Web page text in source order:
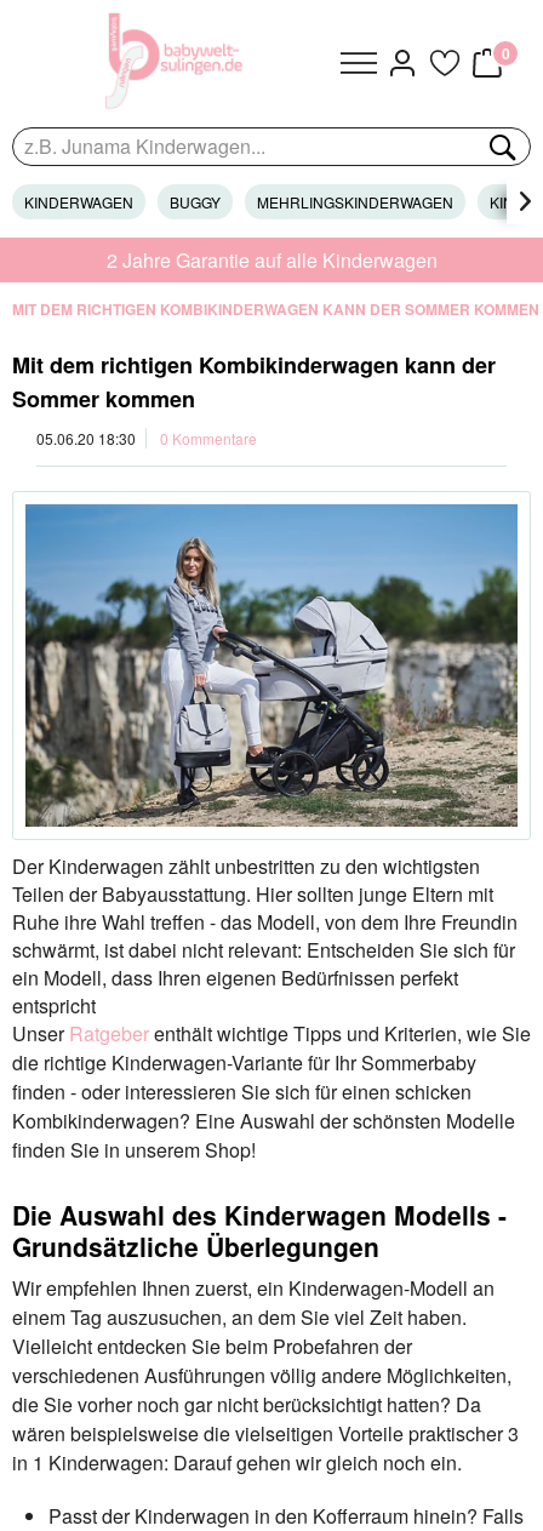
0
KINDERWAGEN BUGGY MEHRLINGSKINDERWAGEN 
2 Jahre Garantie auf alle Kinderwagen
MIT DEM RICHTIGEN KOMBIKINDERWAGEN KANN DER SOMMER KOMMEN
Mit dem richtigen Kombikinderwagen kann der
Sommer kommen
05.06.20 18:30 0 Kommentare
Der Kinderwagen zählt unbestritten zu den wichtigsten
Teilen der Babyausstattung. Hier sollten junge Eltern mit
Ruhe ihre Wahl treffen - das Modell, von dem Ihre Freundin
schwärmt, ist dabei nicht relevant: Entscheiden Sie sich für
ein Modell, dass Ihren eigenen Bedürfnissen perfekt
entspricht
UnserRatgeberenthält wichtige Tipps und Kriterien, wie Sie
die richtige Kinderwagen-Variante für Ihr Sommerbaby
finden - oder interessieren Sie sich für einen schicken
Kombikinderwagen? Eine Auswahl der schönsten Modelle
finden Sie in unserem Shop!
Die Auswahl des Kinderwagen Modells -
Grundsätzliche Überlegungen
Wir empfehlen Ihnen zuerst, ein Kinderwagen-Modell an
einem Tag auszusuchen, an dem Sie viel Zeit haben.
Vielleicht entdecken Sie beim Probefahren der
verschiedenen Ausführungen völlig andere Möglichkeiten,
die Sie vorher noch gar nicht berücksichtigt hatten? Da
wären beispielsweise die vielseitigen Vorteile praktischer 3
in 1 Kinderwagen: Darauf gehen wir gleich noch ein.
Passt der Kinderwagen in den Kofferraum hinein? Falls